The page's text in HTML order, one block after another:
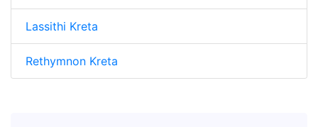
Lassithi Kreta
Rethymnon Kreta